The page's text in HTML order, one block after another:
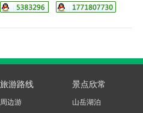
旅游路线
周边游
景点欣常
山岳湖泊